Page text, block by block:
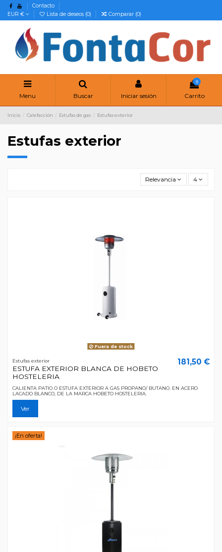
Contacto
EUR €
Lista de deseos (0) Comparar (0)
Menu Buscar Iniciar sesión
0
Carrito
Inicio Calefacción Estufas de gas Estufas exterior
Estufas exterior
Relevancia 4
Fuera de stock
Estufas exterior
ESTUFA EXTERIOR BLANCA DE HOBETO
HOSTELERIA
181,50 €
CALIENTA PATIO O ESTUFA EXTERIOR A GAS PROPANO/ BUTANO. EN ACERO
LACADO BLANCO, DE LA MARCA HOBETO HOSTELERIA.
Ver
¡En oferta!